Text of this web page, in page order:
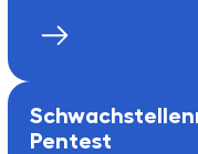
Pentest